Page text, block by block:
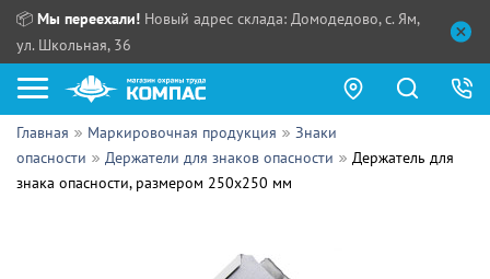
📦 Мы переехали! Новый адрес склада: Домодедово, с. Ям,
ул. Школьная, 36
Как купить?
Прайс-листы
Главная Маркировочная продукция
Знаки
опасности
Держатели для знаков опасности
Держатель для
знака опасности, размером 250х250 мм